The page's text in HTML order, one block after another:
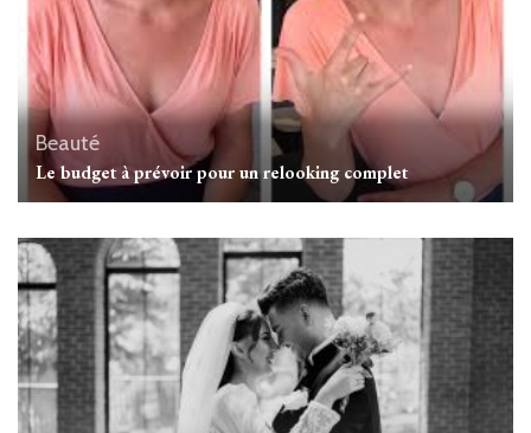
Beauté
Le budget à prévoir pour un relooking complet